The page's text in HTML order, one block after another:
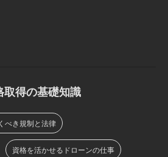
取得の基礎知識
べき規制と法律
資格を活かせるドローンの仕事